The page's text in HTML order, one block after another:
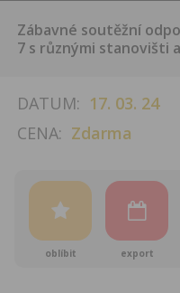
Zábavné soutěžní
7 s různými stanovišti
DATUM: 17. 03. 24
CENA: Zdarma
oblíbit export